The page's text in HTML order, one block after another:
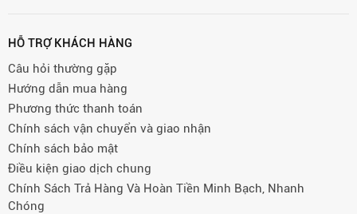
HỖ TRỢ KHÁCH HÀNG
Câu hỏi thường gặp
Hướng dẫn mua hàng
Phương thức thanh toán
Chính sách vận chuyển và giao nhận
Chính sách bảo mật
Điều kiện giao dịch chung
Chính Sách Trả Hàng Và Hoàn Tiền Minh Bạch, Nhanh
Chóng